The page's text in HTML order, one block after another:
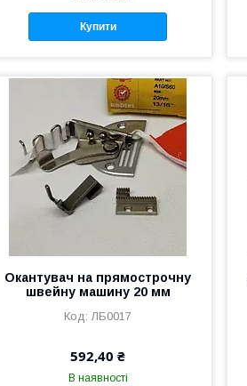
Купити
Окантувач на прямострочну
швейну машину 20 мм
ЛБ0017
592,40 ₴
В наявності